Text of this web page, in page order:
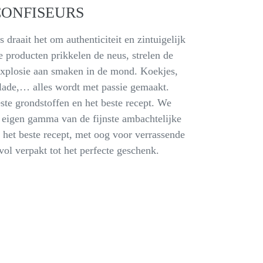
draait het om authenticiteit en zintuigelijk
producten prikkelen de neus, strelen de
aan smaken in de mond. Koekjes,
alles wordt met passie gemaakt.
grondstoffen en het beste recept. We
gamma van de fijnste ambachtelijke
beste recept, met oog voor verrassende
verpakt tot het perfecte geschenk.